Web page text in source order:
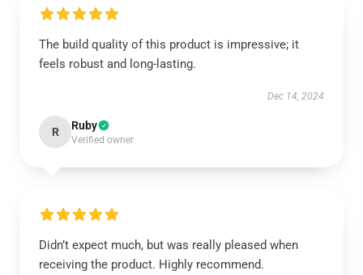
The build quality of this product is impressive; it
feels robust and long-lasting.
Dec 14, 2024
R Ruby
Verified owner
Didn’t expect much, but was really pleased when
receiving the product. Highly recommend.